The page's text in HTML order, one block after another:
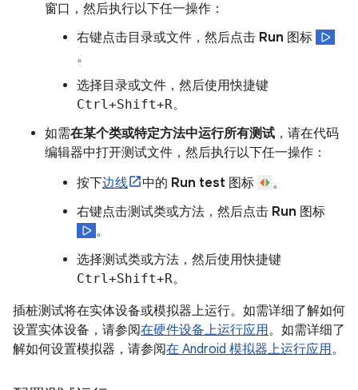
窗口，然后执行以下任一操作：
右键点击目录或文件，然后点击 Run 图标
。
选择目录或文件，然后使用快捷键
Ctrl+Shift+R。
如需在某个类或特定方法中运行所有测试 ，请在代码
编辑器中打开测试文件，然后执行以下任一操作：
按下边线 中的 Run test 图标
。
右键点击测试类或方法，然后点击 Run 图标
。
选择测试类或方法，然后使用快捷键
Ctrl+Shift+R。
插桩测试将在实体设备或模拟器上运行。如需详细了解如何
设置实体设备，请参阅在硬件设备上运行应用。如需详细了
解如何设置模拟器，请参阅在 Android 模拟器上运行应用。